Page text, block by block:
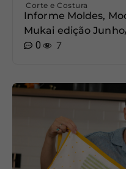
Corte e Costura
Informe Moldes,
Mukai edição
0
7